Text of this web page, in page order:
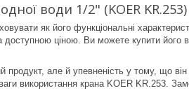
води 1/2" (KOER KR.253)
як його функціональні
ціною. Ви можете купити його
продукт, але й упевненість у тому, що
використання крана KOER KR.253.